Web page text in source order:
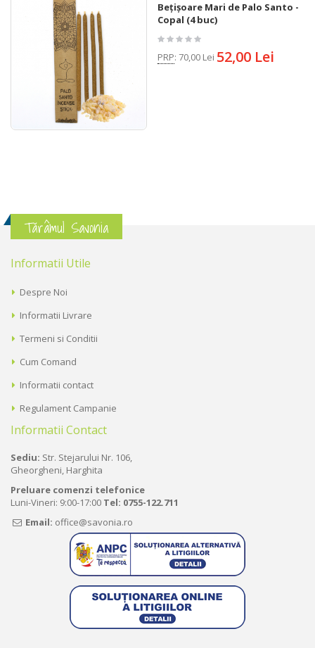
Bețișoare Mari de Palo Santo -
Copal (4 buc)
PRP: 70,00 Lei 52,00 Lei
Tărâmul Savonia
Informatii Utile
Despre Noi
Informatii Livrare
Termeni si Conditii
Cum Comand
Informatii contact
Regulament Campanie
Informatii Contact
Sediu: Str. Stejarului Nr. 106,
Gheorgheni, Harghita
Preluare comenzi telefonice
Luni-Vineri: 9:00-17:00 Tel: 0755-122.711
Email: office@savonia.ro